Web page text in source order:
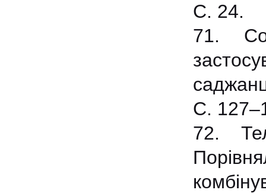
С. 24.
71.
С.
72.